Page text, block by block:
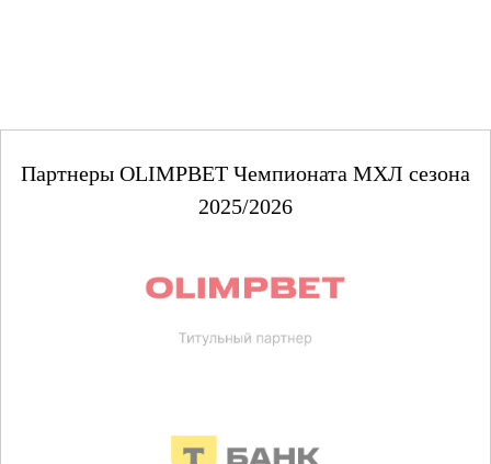
Партнеры OLIMPBET Чемпионата МХЛ сезона
2025/2026